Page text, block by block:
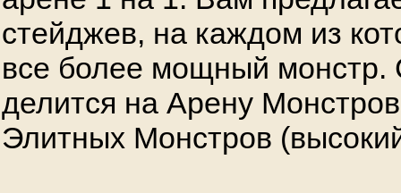
стейджев, на каждом из
все более мощный монстр.
делится на Арену
Элитных Монстров